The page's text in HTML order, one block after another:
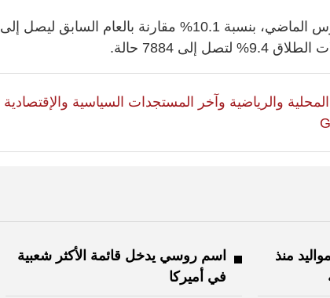
وارتفع عدد الزيجات، خلال مارس الماضي، بنسبة 10.1% مقارنة بالعام السابق ليصل إلى
المحلية والرياضية وآخر المستجدات السياسية والإقتصادية
منذ
اسم روسي يدخل قائمة الأكثر شعبية
في أميركا